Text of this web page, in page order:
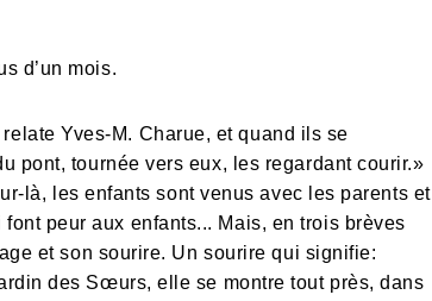
d’un mois.
Yves-M. Charue, et quand ils se
pont, tournée vers eux, les regardant courir.»
là, les enfants sont venus avec les parents et
peur aux enfants... Mais, en trois brèves
et son sourire. Un sourire qui signifie:
des Sœurs, elle se montre tout près, dans